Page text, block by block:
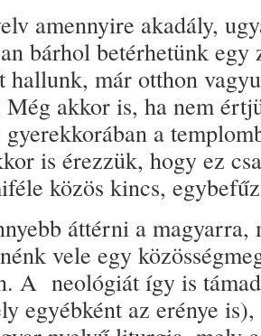
amennyire akadály,
bárhol betérhetünk egy
hallunk, már otthon
Még akkor is, ha nem
gyerekkorában a
is érezzük, hogy ez
közös kincs,
áttérni a
vele egy
A neológiát így is
egyébként az erénye